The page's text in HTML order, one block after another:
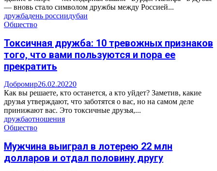
— вновь стало символом дружбы между Россией...
дружбадень россиидубаи
Общество
Токсичная дружба: 10 тревожных признаков
того, что вами пользуются и пора ее
прекратить
Добромир26.02.20220
Как вы решаете, кто останется, а кто уйдет? Заметив, какие
друзья утверждают, что заботятся о вас, но на самом деле
принижают вас. Это токсичные друзья,...
дружбаотношения
Общество
Мужчина выиграл в лотерею 22 млн
долларов и отдал половину другу